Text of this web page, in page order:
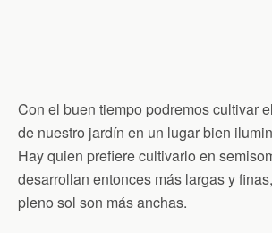
Con el buen tiempo podremos cultivar
de nuestro jardín en un lugar bien
Hay quien prefiere cultivarlo en
desarrollan entonces más largas y
pleno sol son más anchas.